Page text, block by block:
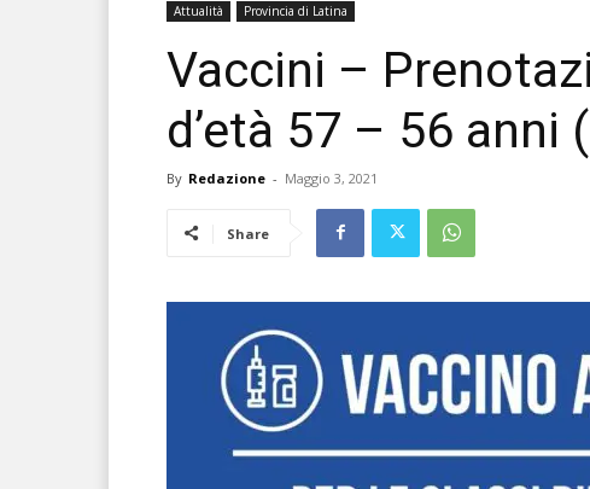
Attualità Provincia di Latina
Vaccini –
d’età 57 – 56 anni
By Redazione - Maggio 3, 2021
Share